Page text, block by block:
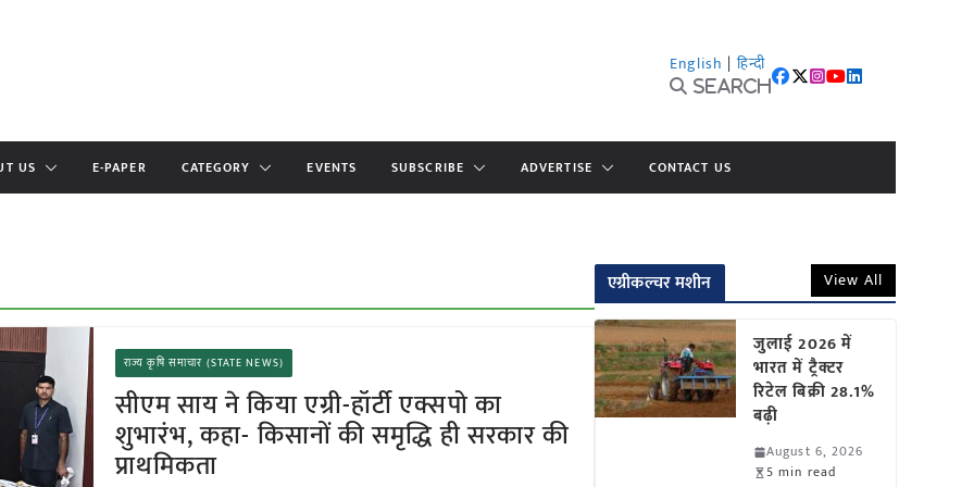
English | हिन्दी
Search
US E-PAPER CATEGORY EVENTS SUBSCRIBE ADVERTISE CONTACT US
राज्य कृषि समाचार (STATE NEWS)
सीएम साय ने किया एग्री-हॉर्टी एक्सपो का
शुभारंभ, कहा- किसानों की समृद्धि ही सरकार की
प्राथमिकता
एग्रीकल्चर मशीन View All
जुलाई 2026 में
भारत में ट्रैक्टर
रिटेल बिक्री 28.1%
बढ़ी
August 6, 2026
5 min read